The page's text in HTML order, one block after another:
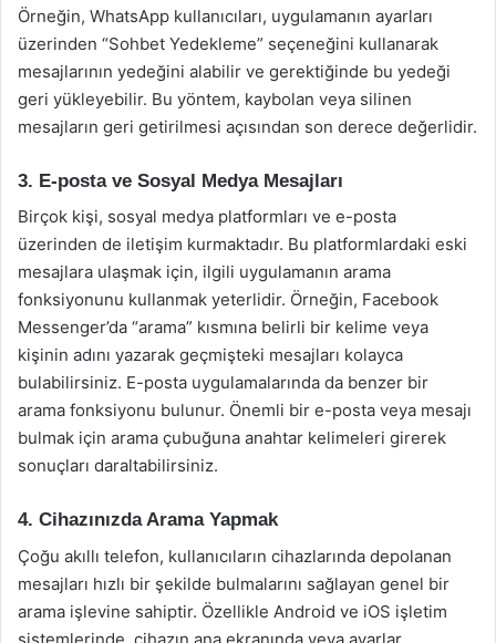
Örneğin, WhatsApp kullanıcıları, uygulamanın ayarları
üzerinden “Sohbet Yedekleme” seçeneğini kullanarak
mesajlarının yedeğini alabilir ve gerektiğinde bu yedeği
geri yükleyebilir. Bu yöntem, kaybolan veya silinen
mesajların geri getirilmesi açısından son derece değerlidir.
3. E-posta ve Sosyal Medya Mesajları
Birçok kişi, sosyal medya platformları ve e-posta
üzerinden de iletişim kurmaktadır. Bu platformlardaki eski
mesajlara ulaşmak için, ilgili uygulamanın arama
fonksiyonunu kullanmak yeterlidir. Örneğin, Facebook
Messenger’da “arama” kısmına belirli bir kelime veya
kişinin adını yazarak geçmişteki mesajları kolayca
bulabilirsiniz. E-posta uygulamalarında da benzer bir
arama fonksiyonu bulunur. Önemli bir e-posta veya mesajı
bulmak için arama çubuğuna anahtar kelimeleri girerek
sonuçları daraltabilirsiniz.
4. Cihazınızda Arama Yapmak
Çoğu akıllı telefon, kullanıcıların cihazlarında depolanan
mesajları hızlı bir şekilde bulmalarını sağlayan genel bir
arama işlevine sahiptir. Özellikle Android ve iOS işletim
sistemlerinde, cihazın ana ekranında veya ayarlar